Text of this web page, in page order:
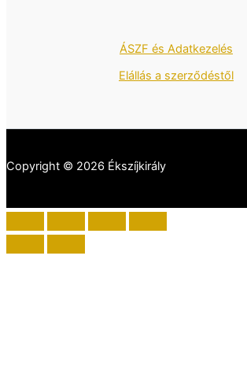
ÁSZF és Adatkezelés
Elállás a szerződéstől
Copyright © 2026 Ékszíjkirály